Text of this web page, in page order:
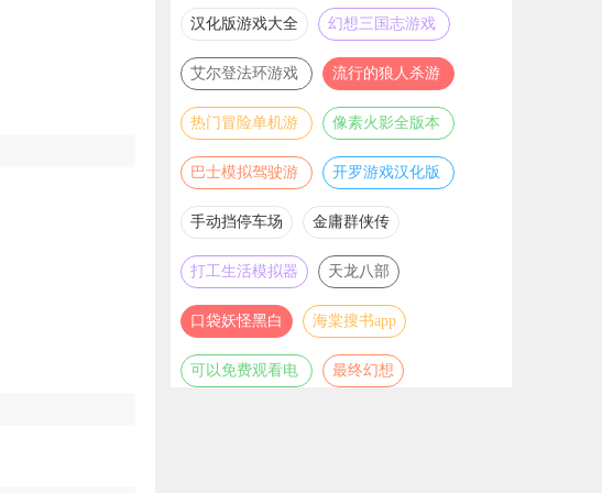
游戏合集
合集
汉化版游戏大全
幻想三国志游戏
辅助合集
艾尔登法环游戏
辅助合集
流行的狼人杀游
戏合集
热门冒险单机游
戏合集
像素火影全版本
合集
巴士模拟驾驶游
戏合集
开罗游戏汉化版
大全
手动挡停车场
金庸群侠传
打工生活模拟器 天龙八部
口袋妖怪黑白 海棠搜书app
可以免费观看电
最终幻想